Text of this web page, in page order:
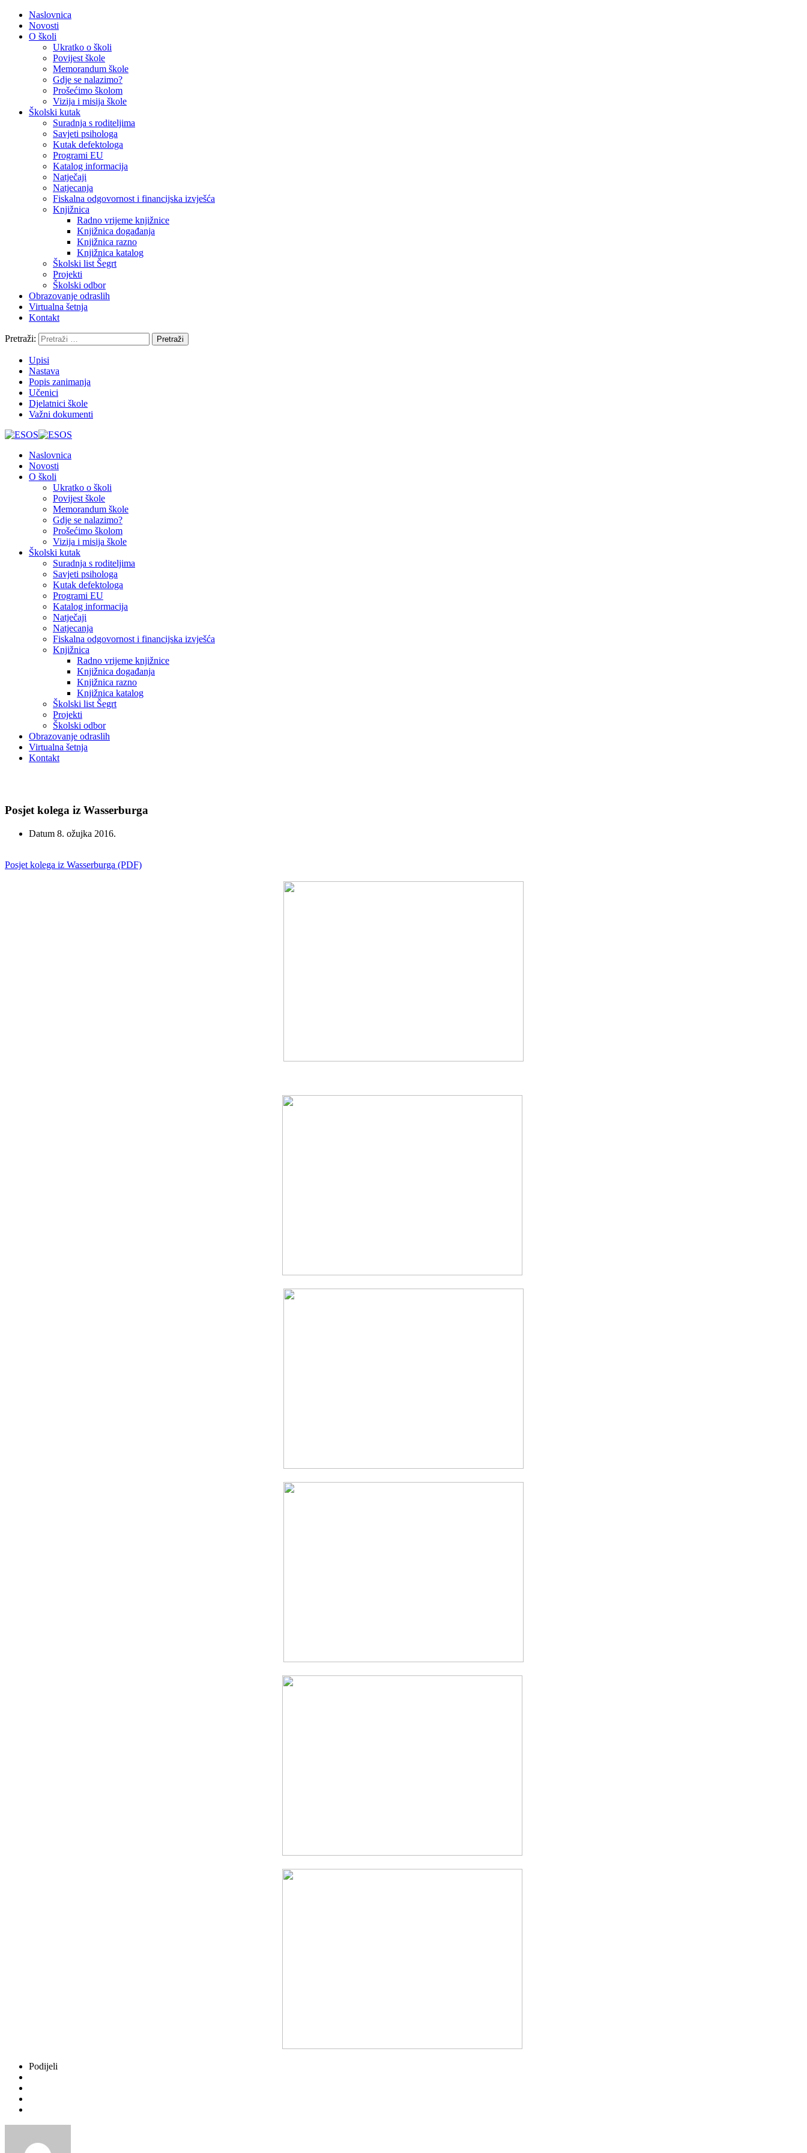
Naslovnica
Novosti
O školi
Ukratko o školi
Povijest škole
Memorandum škole
Gdje se nalazimo?
Prošećimo školom
Vizija i misija škole
Školski kutak
Suradnja s roditeljima
Savjeti psihologa
Kutak defektologa
Programi EU
Katalog informacija
Natječaji
Natjecanja
Fiskalna odgovornost i financijska izvješća
Knjižnica
Radno vrijeme knjižnice
Knjižnica događanja
Knjižnica razno
Knjižnica katalog
Školski list Šegrt
Projekti
Školski odbor
Obrazovanje odraslih
Virtualna šetnja
Kontakt
Pretraži:
Upisi
Nastava
Popis zanimanja
Učenici
Djelatnici škole
Važni dokumenti
Naslovnica
Novosti
O školi
Ukratko o školi
Povijest škole
Memorandum škole
Gdje se nalazimo?
Prošećimo školom
Vizija i misija škole
Školski kutak
Suradnja s roditeljima
Savjeti psihologa
Kutak defektologa
Programi EU
Katalog informacija
Natječaji
Natjecanja
Fiskalna odgovornost i financijska izvješća
Knjižnica
Radno vrijeme knjižnice
Knjižnica događanja
Knjižnica razno
Knjižnica katalog
Školski list Šegrt
Projekti
Školski odbor
Obrazovanje odraslih
Virtualna šetnja
Kontakt
Posjet kolega iz Wasserburga
Datum 8. ožujka 2016.
Posjet kolega iz Wasserburga (PDF)
Podijeli